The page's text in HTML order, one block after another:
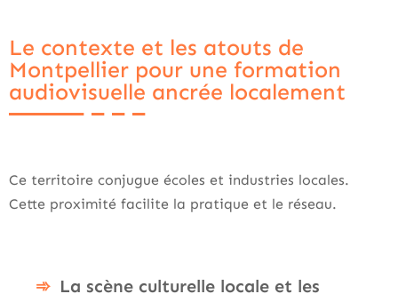
Le contexte et les atouts de
Montpellier pour une formation
audiovisuelle ancrée localement
Ce territoire conjugue écoles et industries locales.
Cette proximité facilite la pratique et le réseau.
La scène culturelle locale et les